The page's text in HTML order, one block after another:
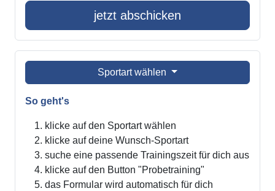
jetzt abschicken
Sportart wählen
So geht's
klicke auf den Sportart wählen
klicke auf deine Wunsch-Sportart
suche eine passende Trainingszeit für dich aus
klicke auf den Button "Probetraining"
das Formular wird automatisch für dich